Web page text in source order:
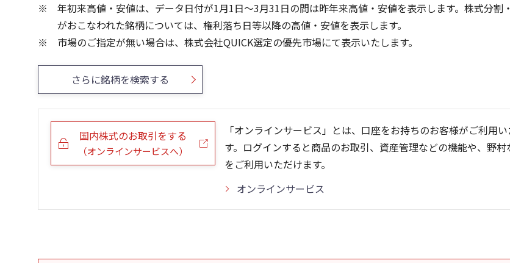
13週移動平均 26週移動平均
200
300
5ヶ月移動平均 25ヶ月移動平均
200
300
年初来高値・安値は、データ日付が1月1日～3月31日の間は昨年来高値・安値を表示します。株式分割
がおこなわれた銘柄については、権利落ち日等以降の高値・安値を表示します。
市場のご指定が無い場合は、株式会社QUICK選定の優先市場にて表示いたします。
さらに銘柄を検索する
国内株式のお取引をする
（オンラインサービスへ）
「オンラインサービス」とは、口座をお持ちのお客様がご利用
す。ログインすると商品のお取引、資産管理などの機能や、野
をご利用いただけます。
オンラインサービス